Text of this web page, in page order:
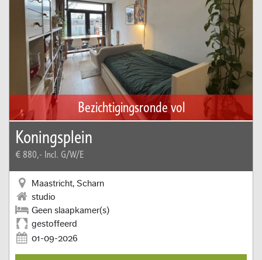
Bezichtigingsronde vol
Koningsplein
€ 880,- Incl. G/W/E
Maastricht, Scharn
studio
Geen slaapkamer(s)
gestoffeerd
01-09-2026